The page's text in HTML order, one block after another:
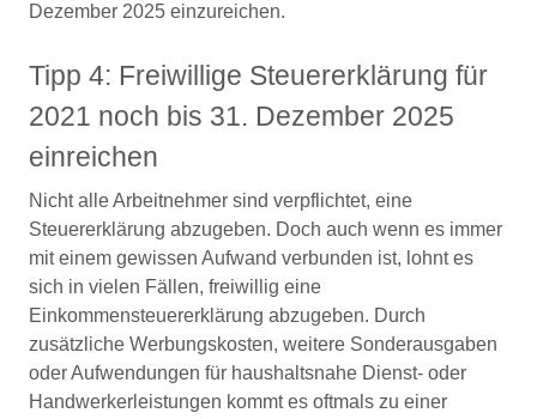
Dezember 2025 einzureichen.
Tipp 4: Freiwillige Steuererklärung für
2021 noch bis 31. Dezember 2025
einreichen
Nicht alle Arbeitnehmer sind verpflichtet, eine
Steuererklärung abzugeben. Doch auch wenn es immer
mit einem gewissen Aufwand verbunden ist, lohnt es
sich in vielen Fällen, freiwillig eine
Einkommensteuererklärung abzugeben. Durch
zusätzliche Werbungskosten, weitere Sonderausgaben
oder Aufwendungen für haushaltsnahe Dienst- oder
Handwerkerleistungen kommt es oftmals zu einer